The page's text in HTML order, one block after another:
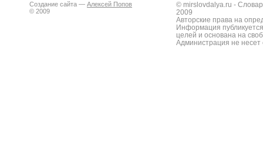
Создание сайта — Алексей Попов
© 2009
© mirslovdalya.ru -
2009
Авторские права на
Информация
целей и основана на
Администрация не несет